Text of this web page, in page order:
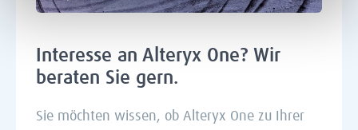
Interesse an Alteryx One? Wir
beraten Sie gern.
Sie möchten wissen, ob Alteryx One zu Ihrer